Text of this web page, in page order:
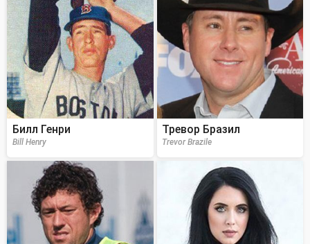
Билл Генри
Bill Henry
Тревор Бразил
Trevor Brazile